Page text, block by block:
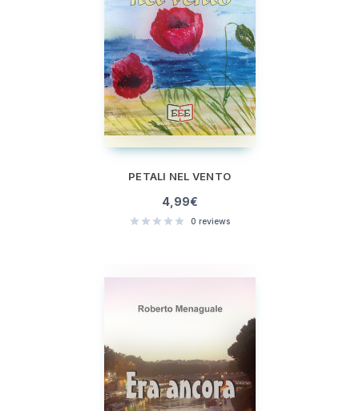
PETALI NEL VENTO
4,99€
0 reviews